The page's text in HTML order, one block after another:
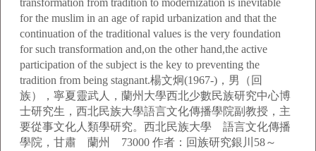
transformation from tradition to modernization is inevitable
for the muslim in an age of rapid urbanization and that the
continuation of the traditional values is the very foundation
for such transformation and,on the other hand,the active
participation of the subject is the key to preventing the
tradition from being stagnant.楊文炯(1967-)，男（回
族），寧夏靈武人，蘭州大學西北少數民族研究中心博
士研究生，西北民族大學語言文化傳播學院副教授，主
要從事文化人類學研究。西北民族大學 語言文化傳播
學院，甘肅 蘭州 73000 作者：回族研究銀川58～